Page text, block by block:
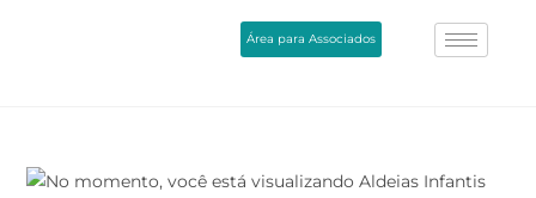
Área para Associados